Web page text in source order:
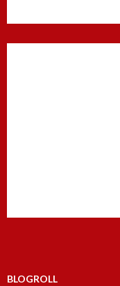
BLOGROLL